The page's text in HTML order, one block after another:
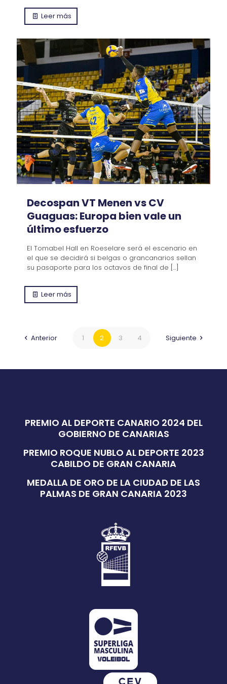
Leer más
Decospan VT Menen vs CV
Guaguas: Europa bien vale un
último esfuerzo
El Tomabel Hall en Roeselare será el escenario en
el que se decidirá si belgas o grancanarios sellan
su pasaporte para los octavos de final de […]
Leer más
Anterior 1 2 3 4 Siguiente
PREMIO AL DEPORTE CANARIO 2024 DEL
GOBIERNO DE CANARIAS
PREMIO ROQUE NUBLO AL DEPORTE 2023
CABILDO DE GRAN CANARIA
MEDALLA DE ORO DE LA CIUDAD DE LAS
PALMAS DE GRAN CANARIA 2023